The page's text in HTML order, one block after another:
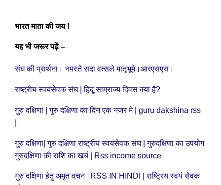
भारत माता की जय !
यह भी जरूर पढ़ें –
संघ की प्रार्थना। नमस्ते सदा वत्सले मातृभूमे।आरएसएस।
राष्ट्रीय स्वयंसेवक संघ |हिंदू साम्राज्य दिवस क्या है?
गुरु दक्षिणा | गुरु दक्षिणा का दिन एक नजर मे | guru dakshina rss
गुरु दक्षिणा| गुरु दक्षिणा राष्ट्रीय स्वयंसेवक संघ | गुरुदक्षिणा का उपयोग
गुरुदक्षिणा की राशि का खर्च | Rss income source
गुरु दक्षिणा हेतु अमृत वचन।RSS IN HINDI | राष्ट्रिय स्वयं सेवक